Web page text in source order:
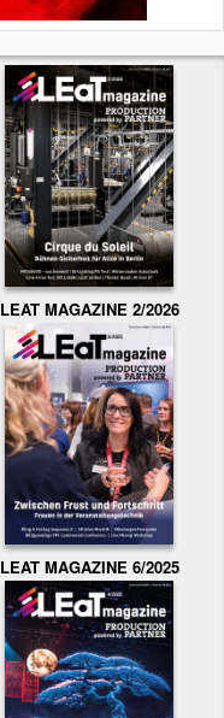
LEAT MAGAZINE 2/2026
LEAT MAGAZINE 6/2025